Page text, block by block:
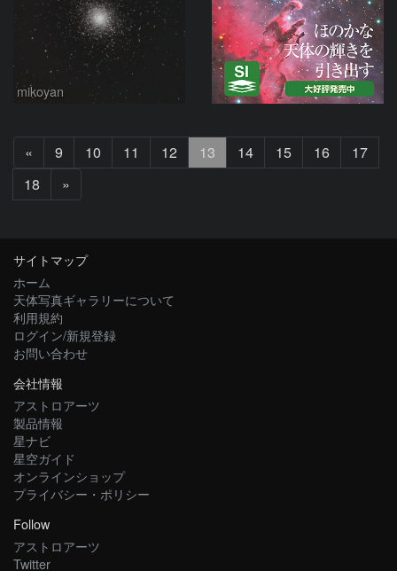
mikoyan
«
へ
9 10 11 12 13 14 15 16
17
18
»
へ
サイトマップ
ホーム
天体写真ギャラリーについて
利用規約
ログイン/新規登録
お問い合わせ
会社情報
アストロアーツ
製品情報
星ナビ
星空ガイド
オンラインショップ
プライバシー・ポリシー
Follow
アストロアーツ
Twitter